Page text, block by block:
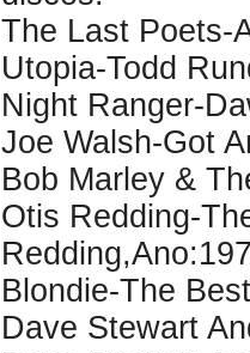
The Last Poets-
Utopia-Todd
Night Ranger-
Joe Walsh-Got
Bob Marley &
Otis Redding-
Blondie-The
Dave Stewart